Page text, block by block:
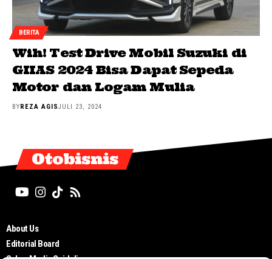
BERITA
Wih! Test Drive Mobil Suzuki di
GIIAS 2024 Bisa Dapat Sepeda
Motor dan Logam Mulia
BYREZA AGISJULI 23, 2024
Otobisnis
About Us
Editorial Board